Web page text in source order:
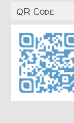
QR Code